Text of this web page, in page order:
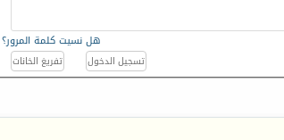
هل نسيت كلمة المرور؟